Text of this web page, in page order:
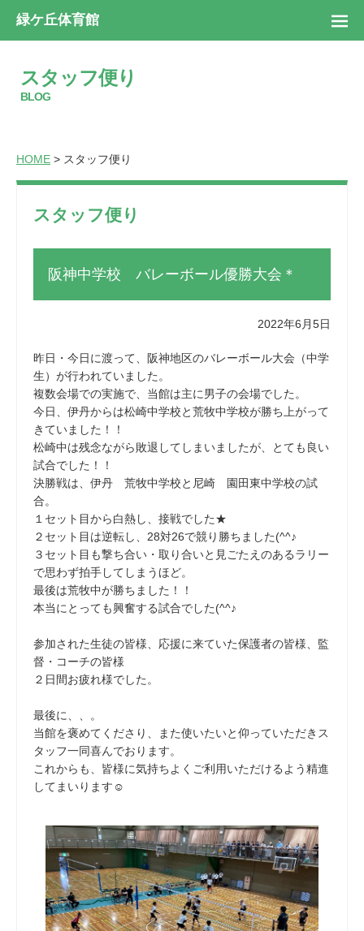
緑ケ丘体育館
スタッフ便り
BLOG
HOME > スタッフ便り
スタッフ便り
阪神中学校 バレーボール優勝大会＊
2022年6月5日
昨日・今日に渡って、阪神地区のバレーボール大会（中学
生）が行われていました。
複数会場での実施で、当館は主に男子の会場でした。
今日、伊丹からは松崎中学校と荒牧中学校が勝ち上がって
きていました！！
松崎中は残念ながら敗退してしまいましたが、とても良い
試合でした！！
決勝戦は、伊丹 荒牧中学校と尼崎 園田東中学校の試
合。
１セット目から白熱し、接戦でした★
２セット目は逆転し、28対26で競り勝ちました(^^♪
３セット目も撃ち合い・取り合いと見ごたえのあるラリー
で思わず拍手してしまうほど。
最後は荒牧中が勝ちました！！
本当にとっても興奮する試合でした(^^♪
参加された生徒の皆様、応援に来ていた保護者の皆様、監
督・コーチの皆様
２日間お疲れ様でした。
最後に、、。
当館を褒めてくださり、また使いたいと仰っていただきス
タッフ一同喜んでおります。
これからも、皆様に気持ちよくご利用いただけるよう精進
してまいります☺